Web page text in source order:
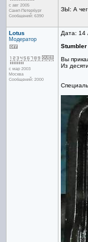
с авг 2005
Санкт-Петербург
Сообщений: 6390
ЗЫ: А
Lotus
Модератор
с мар 2003
Москва
Сообщений: 2000
Дата: 14
Stumbler
Вы
Из